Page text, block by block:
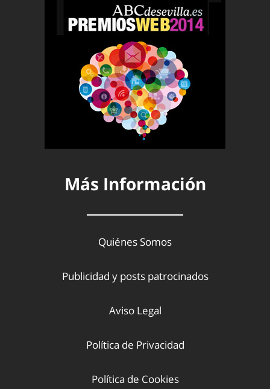
Más Información
Quiénes Somos
Publicidad y posts patrocinados
Aviso Legal
Política de Privacidad
Política de Cookies